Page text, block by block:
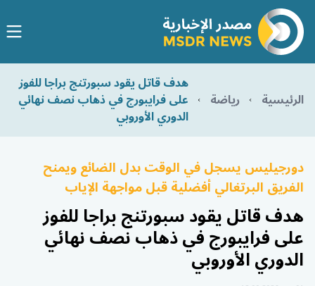
الرئيسية رياضة
هدف قاتل يقود سبورتنج براجا للفوز
على فرايبورج في ذهاب نصف نهائي
الدوري الأوروبي
دورجيليس يسجل في الوقت بدل الضائع ويمنح
الفريق البرتغالي أفضلية قبل مواجهة الإياب
هدف قاتل يقود سبورتنج براجا للفوز
على فرايبورج في ذهاب نصف نهائي
الدوري الأوروبي